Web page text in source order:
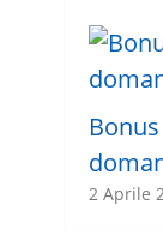
2 Aprile